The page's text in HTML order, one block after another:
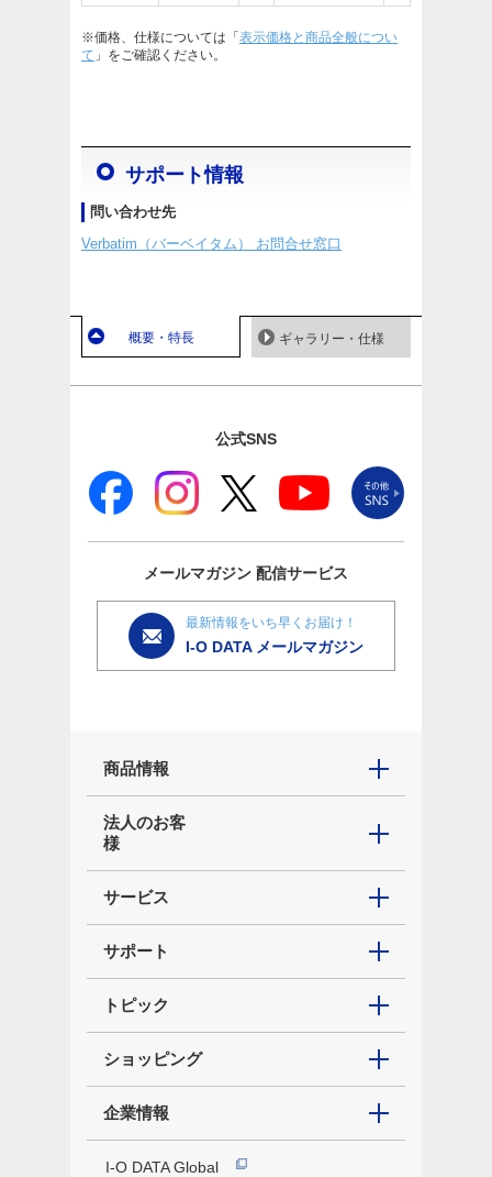
※価格、仕様については「 表示価格と商品全般につい
て 」をご確認ください。
サポート情報
問い合わせ先
Verbatim（バーベイタム） お問合せ窓口
概要・特長 ギャラリー・仕様
公式SNS
メールマガジン 配信サービス
最新情報をいち早くお届け！
I-O DATA メールマガジン
商品情報
法人のお客
様
サービス
サポート
トピック
ショッピング
企業情報
I-O DATA Global